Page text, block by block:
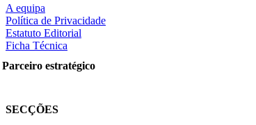
nas redes sociais:
A equipa
Política de Privacidade
Estatuto Editorial
Ficha Técnica
Parceiro estratégico
SECÇÕES